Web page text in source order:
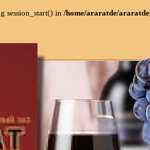
session_start() in /home/araratde/